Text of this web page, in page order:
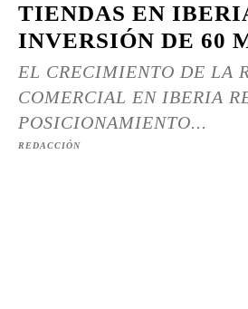
TIENDAS EN
INVERSIÓN DE 60
EL CRECIMIENTO DE LA
COMERCIAL EN IBERIA
POSICIONAMIENTO...
REDACCIÓN